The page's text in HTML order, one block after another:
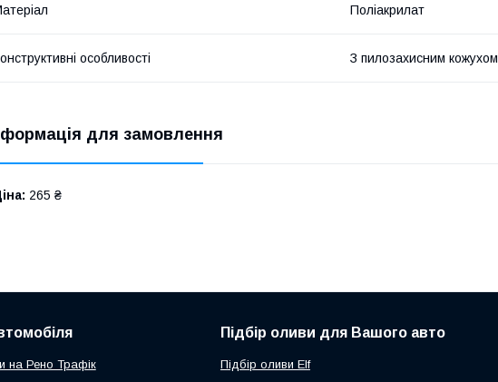
Поліакрилат
особливості З пилозахисним кожухом
для замовлення
265 ₴
на Рено Трафік
Підбір оливи для Вашого авто
Підбір оливи Elf